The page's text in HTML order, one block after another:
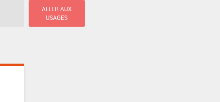
ALLER AUX
USAGES